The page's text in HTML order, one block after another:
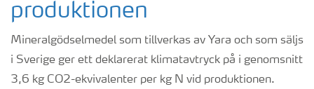
produktionen
Mineralgödselmedel som tillverkas av Yara och som säljs
i Sverige ger ett deklarerat klimatavtryck på i genomsnitt
3,6 kg CO2-ekvivalenter per kg N vid produktionen.